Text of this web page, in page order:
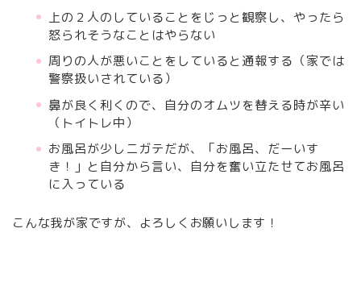
上の２人のしていることをじっと観察し、やったら
怒られそうなことはやらない
周りの人が悪いことをしていると通報する（家では
警察扱いされている）
鼻が良く利くので、自分のオムツを替える時が辛い
（トイトレ中）
お風呂が少しニガテだが、「お風呂、だーいす
き！」と自分から言い、自分を奮い立たせてお風呂
に入っている
こんな我が家ですが、よろしくお願いします！